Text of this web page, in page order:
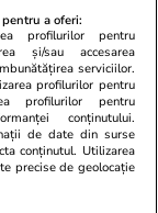
rezervate
a oferi:
profilurilor pentru
și/sau accesarea
serviciilor.
profilurilor pentru
profilurilor pentru
conținutului.
de date din surse
conținutul. Utilizarea
precise de geolocație